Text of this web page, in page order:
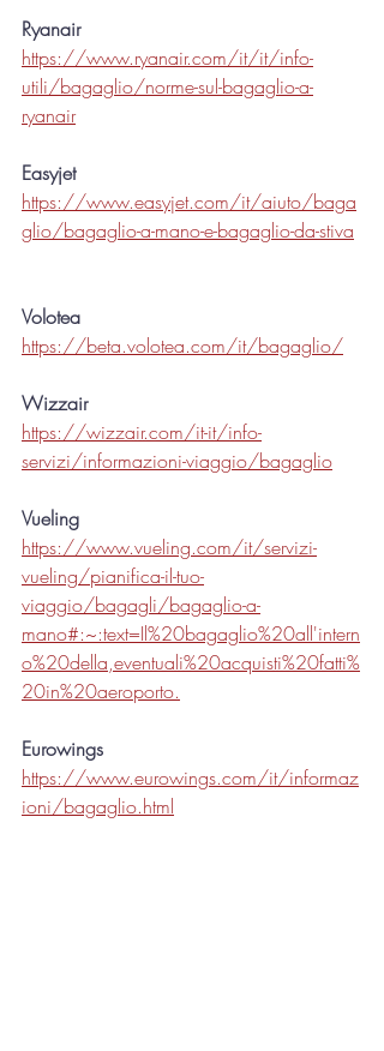
Ryanair
https://www.ryanair.com/it/it/info-
utili/bagaglio/norme-sul-bagaglio-a-
ryanair
Easyjet
https://www.easyjet.com/it/aiuto/baga
glio/bagaglio-a-mano-e-bagaglio-da-stiva
Volotea
https://beta.volotea.com/it/bagaglio/
Wizzair
https://wizzair.com/it-it/info-
servizi/informazioni-viaggio/bagaglio
Vueling
https://www.vueling.com/it/servizi-
vueling/pianifica-il-tuo-
viaggio/bagagli/bagaglio-a-
mano#:~:text=Il%20bagaglio%20all'intern
o%20della,eventuali%20acquisti%20fatti%
20in%20aeroporto.
Eurowings
https://www.eurowings.com/it/informaz
ioni/bagaglio.html